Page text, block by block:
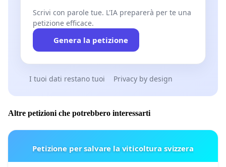
Scrivi con parole tue. L'IA preparerà per te una
petizione efficace.
Genera la petizione
I tuoi dati restano tuoi Privacy by design
Altre petizioni che potrebbero interessarti
Petizione per salvare la viticoltura svizzera